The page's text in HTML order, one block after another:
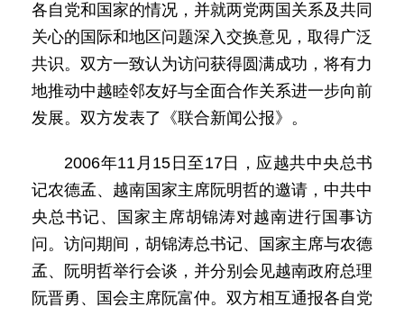
各自党和国家的情况，并就两党两国关系及共同
关心的国际和地区问题深入交换意见，取得广泛
共识。双方一致认为访问获得圆满成功，将有力
地推动中越睦邻友好与全面合作关系进一步向前
发展。双方发表了《联合新闻公报》。
2006年11月15日至17日，应越共中央总书
记农德孟、越南国家主席阮明哲的邀请，中共中
央总书记、国家主席胡锦涛对越南进行国事访
问。访问期间，胡锦涛总书记、国家主席与农德
孟、阮明哲举行会谈，并分别会见越南政府总理
阮晋勇、国会主席阮富仲。双方相互通报各自党